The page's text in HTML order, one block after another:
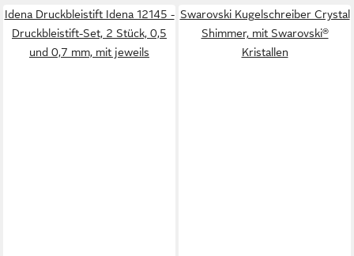
Idena Druckbleistift Idena 12145 -
Druckbleistift-Set, 2 Stück, 0,5
und 0,7 mm, mit jeweils
Swarovski Kugelschreiber Crystal
Shimmer, mit Swarovski®
Kristallen